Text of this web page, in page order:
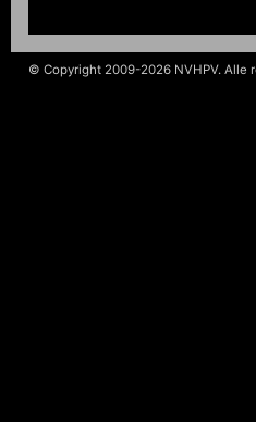
© Copyright 2009-2026 NVHPV. Alle